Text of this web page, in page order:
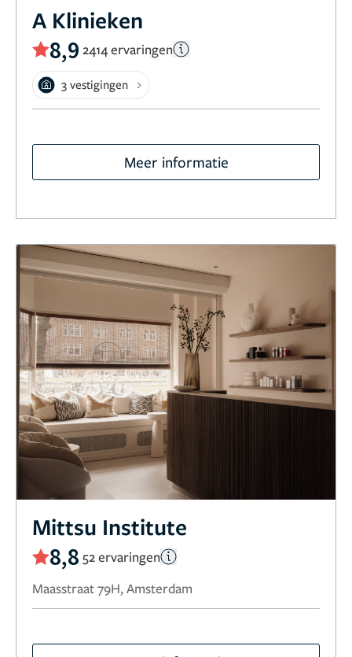
A Klinieken
8,9 2414 ervaringen
3 vestigingen
Meer informatie
Mittsu Institute
8,8 52 ervaringen
Maasstraat 79H, Amsterdam